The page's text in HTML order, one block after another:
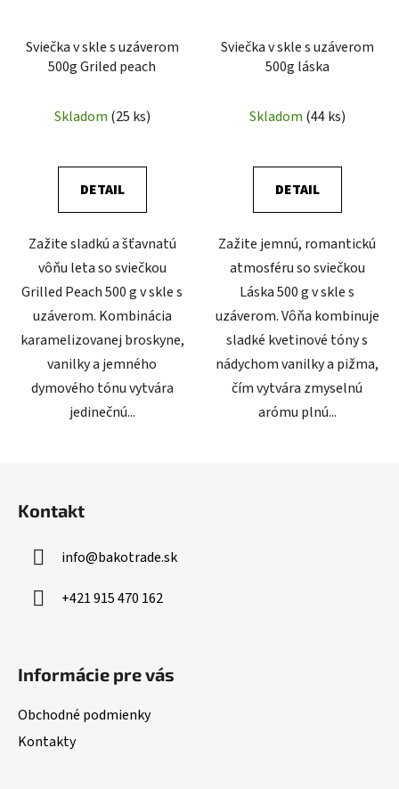
Sviečka v skle s uzáverom
500g Griled peach
Skladom (25 ks)
DETAIL
Zažite sladkú a šťavnatú
vôňu leta so sviečkou
Grilled Peach 500 g v skle s
uzáverom. Kombinácia
karamelizovanej broskyne,
vanilky a jemného
dymového tónu vytvára
jedinečnú...
Sviečka v skle s uzáverom
500g láska
Skladom (44 ks)
DETAIL
Zažite jemnú, romantickú
atmosféru so sviečkou
Láska 500 g v skle s
uzáverom. Vôňa kombinuje
sladké kvetinové tóny s
nádychom vanilky a pižma,
čím vytvára zmyselnú
arómu plnú...
Kontakt
info@bakotrade.sk
+421 915 470 162
Informácie pre vás
Obchodné podmienky
Kontakty